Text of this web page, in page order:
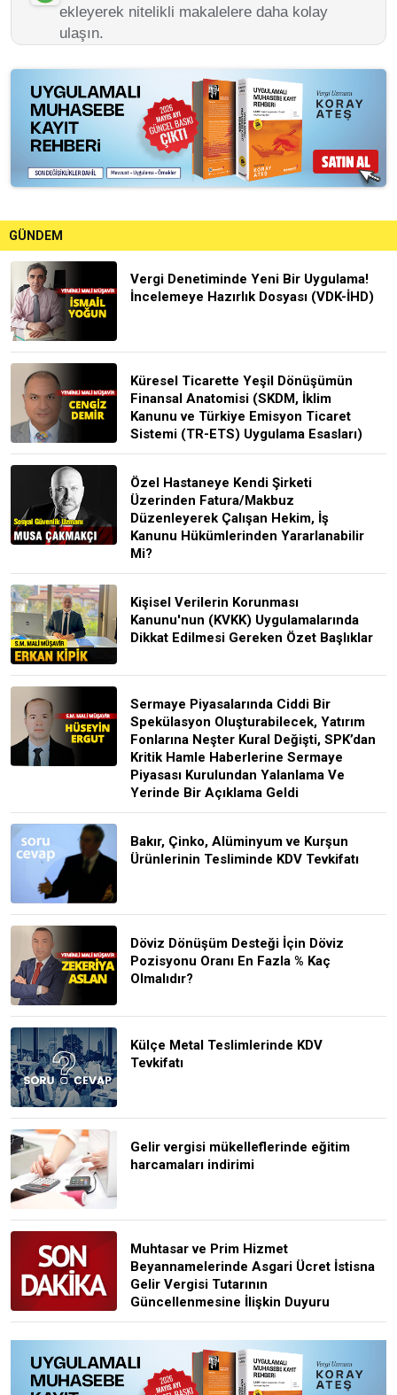
ekleyerek nitelikli makalelere daha kolay
ulaşın.
GÜNDEM
Vergi Denetiminde Yeni Bir Uygulama!
İncelemeye Hazırlık Dosyası (VDK-İHD)
Küresel Ticarette Yeşil Dönüşümün
Finansal Anatomisi (SKDM, İklim
Kanunu ve Türkiye Emisyon Ticaret
Sistemi (TR-ETS) Uygulama Esasları)
Özel Hastaneye Kendi Şirketi
Üzerinden Fatura/Makbuz
Düzenleyerek Çalışan Hekim, İş
Kanunu Hükümlerinden Yararlanabilir
Mi?
Kişisel Verilerin Korunması
Kanunu'nun (KVKK) Uygulamalarında
Dikkat Edilmesi Gereken Özet Başlıklar
Sermaye Piyasalarında Ciddi Bir
Spekülasyon Oluşturabilecek, Yatırım
Fonlarına Neşter Kural Değişti, SPK’dan
Kritik Hamle Haberlerine Sermaye
Piyasası Kurulundan Yalanlama Ve
Yerinde Bir Açıklama Geldi
Bakır, Çinko, Alüminyum ve Kurşun
Ürünlerinin Tesliminde KDV Tevkifatı
Döviz Dönüşüm Desteği İçin Döviz
Pozisyonu Oranı En Fazla % Kaç
Olmalıdır?
Külçe Metal Teslimlerinde KDV
Tevkifatı
Gelir vergisi mükelleflerinde eğitim
harcamaları indirimi
Muhtasar ve Prim Hizmet
Beyannamelerinde Asgari Ücret İstisna
Gelir Vergisi Tutarının
Güncellenmesine İlişkin Duyuru